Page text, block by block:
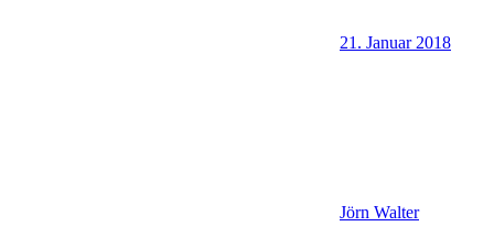
21. Januar 2018
Jörn Walter